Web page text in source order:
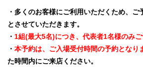
・多くのお客様にご利用いただくため、
とさせていただきます。​
・ 1組(最大5名)につき、代表者1名様のみご
・ 本予約は、ご入場受付時間の予約となり
た時間内にご来店ください。​